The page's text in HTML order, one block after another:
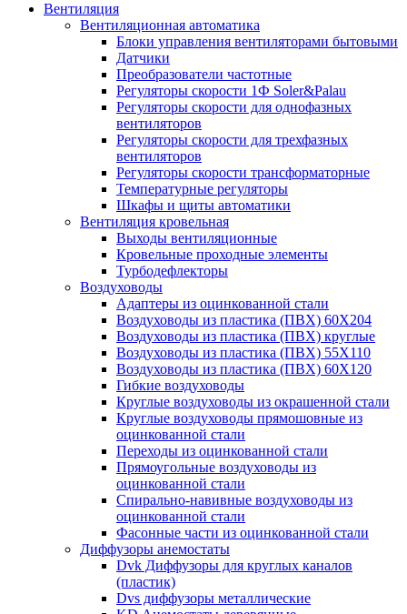
Вентиляция
Вентиляционная автоматика
Блоки управления вентиляторами бытовыми
Датчики
Преобразователи частотные
Регуляторы скорости 1Ф Soler&Palau
Регуляторы скорости для однофазных
вентиляторов
Регуляторы скорости для трехфазных
вентиляторов
Регуляторы скорости трансформаторные
Температурные регуляторы
Шкафы и щиты автоматики
Вентиляция кровельная
Выходы вентиляционные
Кровельные проходные элементы
Турбодефлекторы
Воздуховоды
Адаптеры из оцинкованной стали
Воздуховоды из пластика (ПВХ) 60Х204
Воздуховоды из пластика (ПВХ) круглые
Воздуховоды из пластика (ПВХ) 55Х110
Воздуховоды из пластика (ПВХ) 60Х120
Гибкие воздуховоды
Круглые воздуховоды из окрашенной стали
Круглые воздуховоды прямошовные из
оцинкованной стали
Переходы из оцинкованной стали
Прямоугольные воздуховоды из
оцинкованной стали
Спирально-навивные воздуховоды из
оцинкованной стали
Фасонные части из оцинкованной стали
Диффузоры анемостаты
Dvk Диффузоры для круглых каналов
(пластик)
Dvs диффузоры металлические